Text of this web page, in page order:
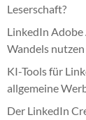
Leserschaft?
LinkedIn
Wandels nutzen
KI-Tools für
allgemeine
Der LinkedIn